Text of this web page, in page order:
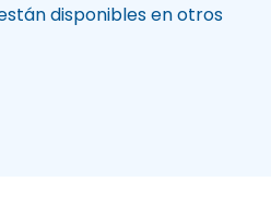
disponibles en otros